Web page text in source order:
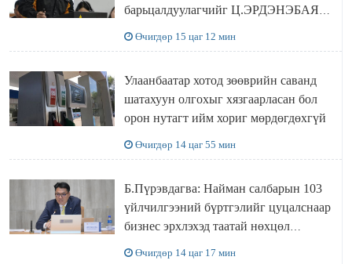
барьцалдуулагчийг Ц.ЭРДЭНЭБАЯР
Өчигдөр 15 цаг 12 мин
Улаанбаатар хотод зөөврийн саванд
шатахуун олгохыг хязгаарласан бол
орон нутагт ийм хориг мөрдөгдөхгүй
Өчигдөр 14 цаг 55 мин
Б.Пүрэвдагва: Найман салбарын 103
үйлчилгээний бүртгэлийг цуцалснаар
бизнес эрхлэхэд таатай нөхцөл
Өчигдөр 14 цаг 17 мин